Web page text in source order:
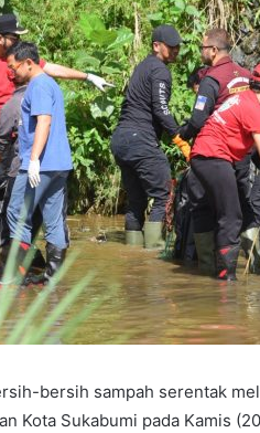
bersih sampah serentak
Kota Sukabumi pada Kamis